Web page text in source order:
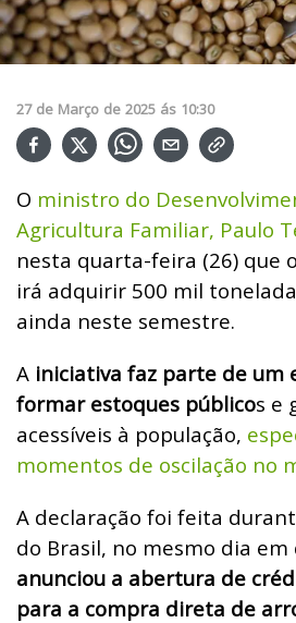
27 de Março de 2025 ás 10:30
O ministro do
Agricultura Familiar, Paulo
nesta quarta-feira (26) que
irá adquirir 500 mil
ainda neste semestre.
A iniciativa faz parte de um
formar estoques públicos e
acessíveis à população,
momentos de oscilação no
A declaração foi feita
do Brasil, no mesmo dia em
anunciou a abertura de
para a compra direta de